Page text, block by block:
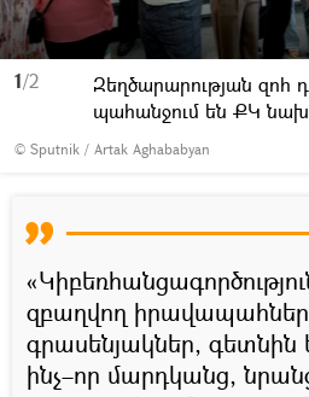
1/2
© Sputnik / Artak Aghababyan
Զեղծարարության զոհ
պահանջում են ՔԿ
զբաղվող
գրասենյակներ, գետնին
ինչ–որ մարդկանց,